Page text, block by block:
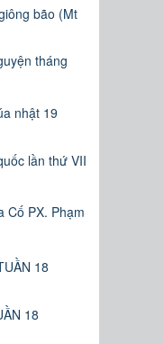
bão (Mt
tháng
nhật 19
lần thứ VII
Cố PX. Phạm
18
18